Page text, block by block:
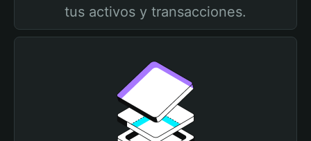
tus activos y transacciones.